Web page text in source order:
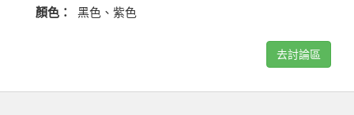
顏色：
黑色、紫色
去討論區